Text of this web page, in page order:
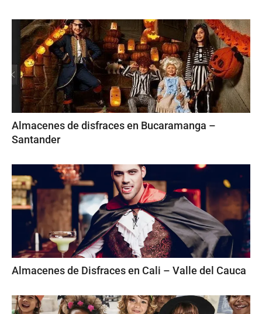
Almacenes de disfraces en Bucaramanga –
Santander
Almacenes de Disfraces en Cali – Valle del Cauca